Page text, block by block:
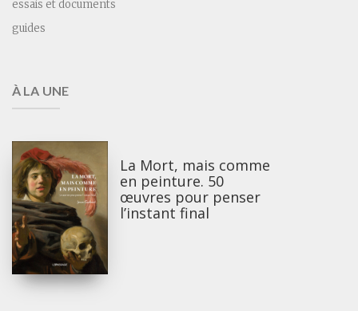
essais et documents
guides
À LA UNE
La Mort, mais comme
en peinture. 50
œuvres pour penser
l’instant final